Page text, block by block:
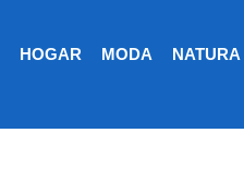
HOGAR MODA NATURA